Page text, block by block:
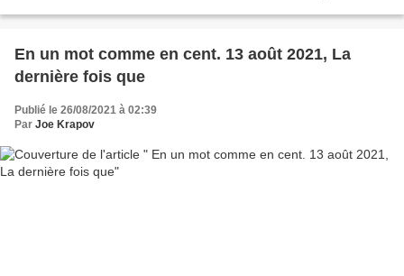
En un mot comme en cent. 13 août 2021, La
dernière fois que
Publié le 26/08/2021 à 02:39
Par Joe Krapov